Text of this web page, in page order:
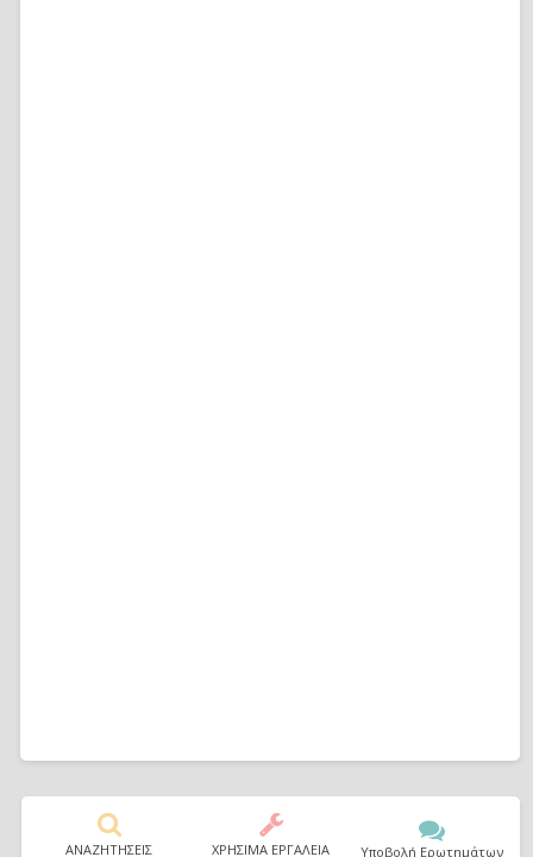
ΑΝΑΖΗΤΗΣΕΙΣ ΧΡΗΣΙΜΑ ΕΡΓΑΛΕΙΑ Υποβολή Ερωτημάτων